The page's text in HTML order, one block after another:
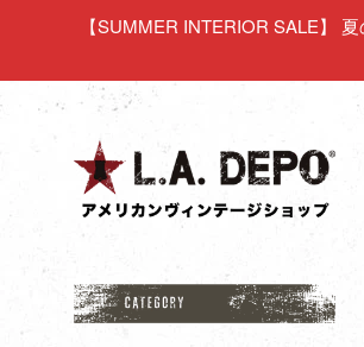
【SUMMER INTERIOR SALE】